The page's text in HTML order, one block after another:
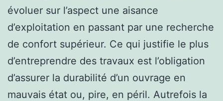
évoluer sur l’aspect une aisance
d’exploitation en passant par une recherche
de confort supérieur. Ce qui justifie le plus
d’entreprendre des travaux est l’obligation
d’assurer la durabilité d’un ouvrage en
mauvais état ou, pire, en péril. Autrefois la